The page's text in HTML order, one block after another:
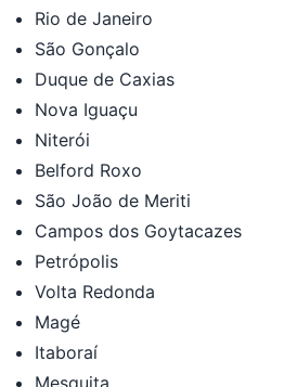
Rio de Janeiro
São Gonçalo
Duque de Caxias
Nova Iguaçu
Niterói
Belford Roxo
São João de Meriti
Campos dos Goytacazes
Petrópolis
Volta Redonda
Magé
Itaboraí
Mesquita